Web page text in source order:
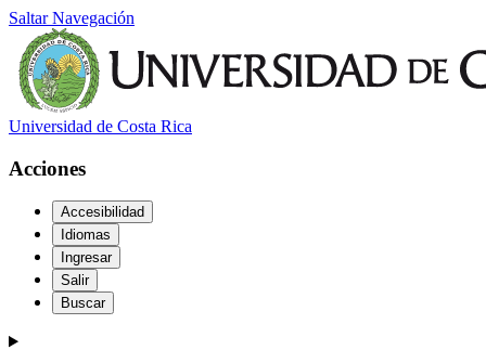
Saltar Navegación
Universidad de Costa Rica
Acciones
Accesibilidad
Idiomas
Ingresar
Salir
Buscar